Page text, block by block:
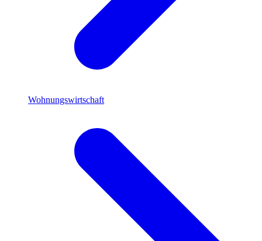
Wohnungswirtschaft